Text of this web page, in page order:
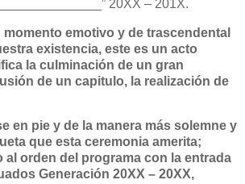
20XX – 201X.
emotivo y de trascendental
existencia, este es un acto
la culminación de un gran
de un capitulo, la realización de
en pie y de la manera más solemne y
que esta ceremonia amerita;
al orden del programa con la entrada
Generación 20XX – 20XX,